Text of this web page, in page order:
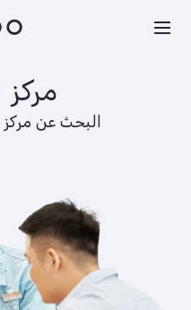
البحث عن